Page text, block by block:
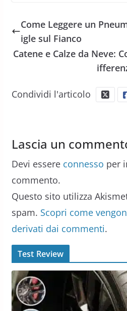
Come Leggere un
igle sul Fianco
Catene e Calze da Neve:
Condividi l'articolo
Lascia un
Devi essere connesso per
commento.
Questo sito utilizza
spam. Scopri come
derivati dai commenti.
Test Review